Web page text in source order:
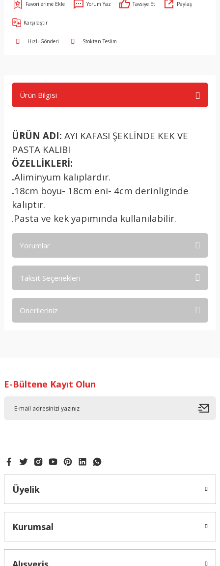
Yorum Yaz Tavsiye Et Paylaş
Karşılaştır
Hızlı Gönderi Stoktan Teslim
Ürün Bilgisi
ÜRÜN ADI: AYI KAFASI ŞEKLİNDE KEK VE
PASTA KALIBI
ÖZELLİKLERİ:
.Aliminyum kalıplardır.
.18cm boyu- 18cm eni- 4cm derinliginde
kalıptır.
.Pasta ve kek yapımında kullanılabilir.
Yorumlar
Taksit Seçenekleri
Önerileriniz
Ürün resmi kalitesiz, bozuk veya görüntülenemiyor.
E-Bültene Kayıt Olun
Üyelik
Kurumsal